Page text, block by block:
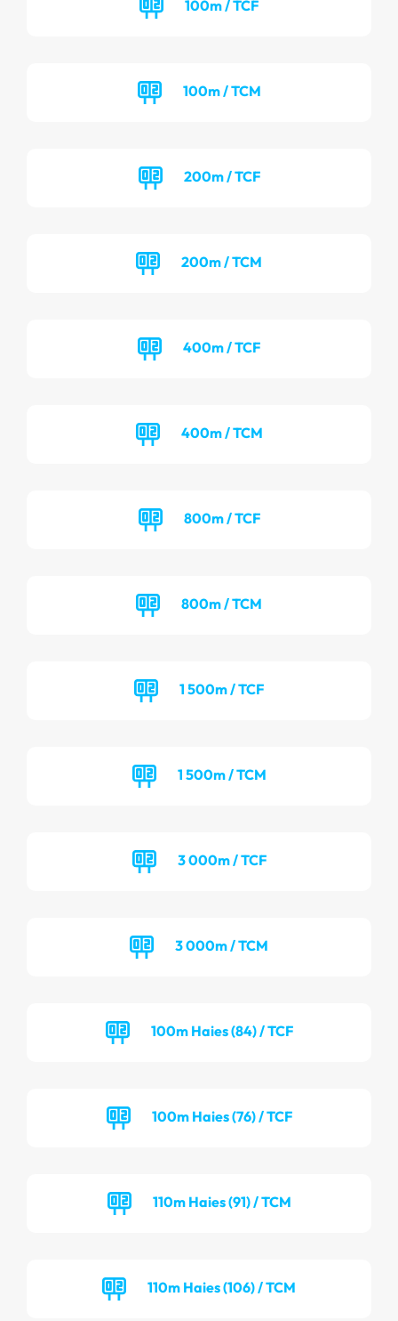
100m / TCF
100m / TCM
200m / TCF
200m / TCM
400m / TCF
400m / TCM
800m / TCF
800m / TCM
1 500m / TCF
1 500m / TCM
3 000m / TCF
3 000m / TCM
100m Haies (84) / TCF
100m Haies (76) / TCF
110m Haies (91) / TCM
110m Haies (106) / TCM